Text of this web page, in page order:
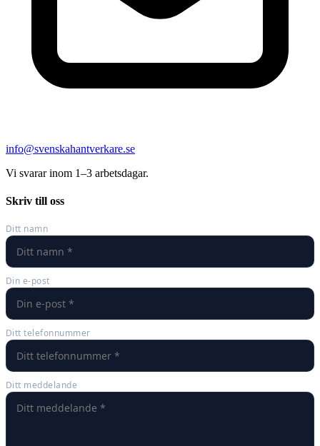
info@svenskahantverkare.se
Vi svarar inom 1–3 arbetsdagar.
Skriv till oss
Ditt namn
Din e-post
Ditt telefonnummer
Ditt meddelande